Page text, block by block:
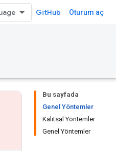
GitHub Oturum aç
Bu sayfada
Genel Yöntemler
Kalıtsal Yöntemler
Genel Yöntemler